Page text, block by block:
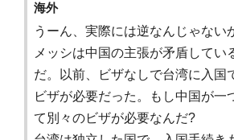
海外
うーん、実際には逆なんじゃない
メッシは中国の主張が矛盾してい
だ。以前、ビザなしで台湾に入国
ビザが必要だった。もし中国が一
て別々のビザが必要なんだ?